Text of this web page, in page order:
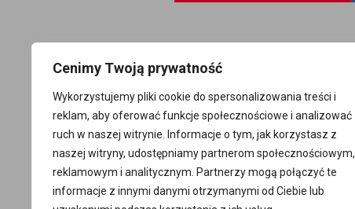
Cenimy Twoją prywatność
Wykorzystujemy pliki cookie do spersonalizowania treści i
reklam, aby oferować funkcje społecznościowe i analizować
ruch w naszej witrynie. Informacje o tym, jak korzystasz z
naszej witryny, udostępniamy partnerom społecznościowym,
reklamowym i analitycznym. Partnerzy mogą połączyć te
informacje z innymi danymi otrzymanymi od Ciebie lub